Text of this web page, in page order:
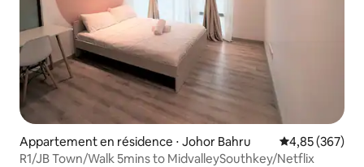
Appartement en résidence ⋅ Johor Bahru Évaluation
4,85 (367)
R1/JB Town/Walk 5mins to MidvalleySouthkey/Netflix